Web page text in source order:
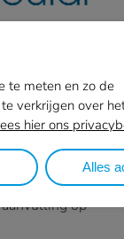
ogen
– een
op
te meten en zo de
verkrijgen over
hier ons
Alles